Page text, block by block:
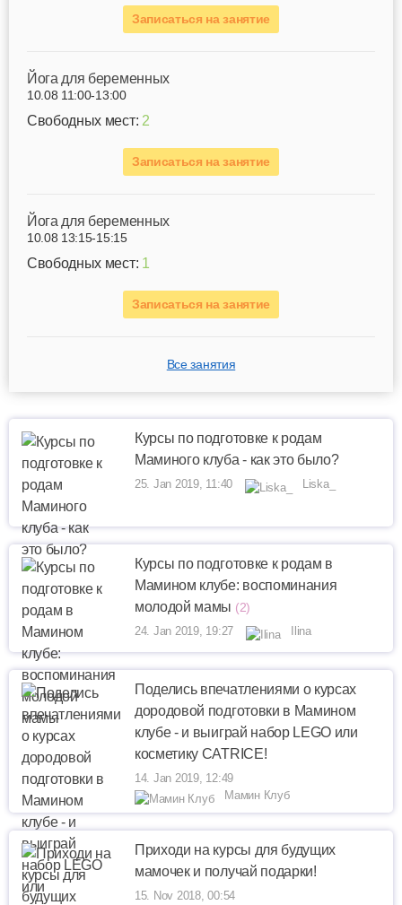
Записаться на занятие
Йога для беременных
10.08 11:00-13:00
Свободных мест: 2
Записаться на занятие
Йога для беременных
10.08 13:15-15:15
Свободных мест: 1
Записаться на занятие
Все занятия
Курсы по подготовке к родам
Маминого клуба - как это было?
25. Jan 2019, 11:40 Liska_
Курсы по подготовке к родам в
Мамином клубе: воспоминания
молодой мамы (2)
24. Jan 2019, 19:27 Ilina
Поделись впечатлениями о курсах
дородовой подготовки в Мамином
клубе - и выиграй набор LEGO или
косметику CATRICE!
14. Jan 2019, 12:49
Мамин Клуб
Приходи на курсы для будущих
мамочек и получай подарки!
15. Nov 2018, 00:54